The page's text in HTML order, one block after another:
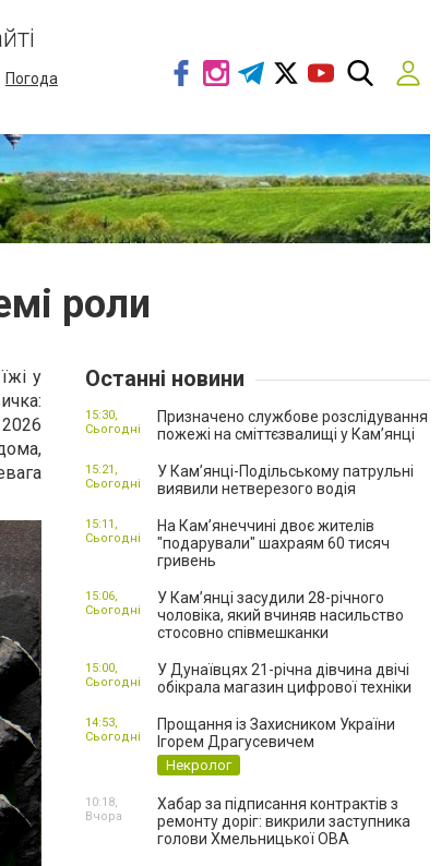
Погода
роли
у
Останні новини
Призначено службове розслідування
пожежі на сміттєзвалищі у Кам’янці
15:30,
Сьогодні
У Кам’янці-Подільському патрульні
виявили нетверезого водія
15:21,
Сьогодні
На Камʼянеччині двоє жителів
"подарували" шахраям 60 тисяч
гривень
15:11,
Сьогодні
У Камʼянці засудили 28-річного
чоловіка, який вчиняв насильство
стосовно співмешканки
15:06,
Сьогодні
У Дунаївцях 21-річна дівчина двічі
обікрала магазин цифрової техніки
15:00,
Сьогодні
Прощання із Захисником України
Ігорем Драгусевичем
Некролог
14:53,
Сьогодні
Хабар за підписання контрактів з
ремонту доріг: викрили заступника
голови Хмельницької ОВА
10:18,
Вчора